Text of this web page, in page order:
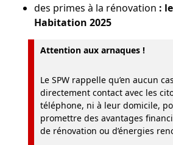
des primes à la rénovation :
Habitation 2025
Attention aux arnaques !
Le SPW rappelle qu’en aucun
directement contact avec les
téléphone, ni à leur domicile,
promettre des avantages
de rénovation ou d’énergies